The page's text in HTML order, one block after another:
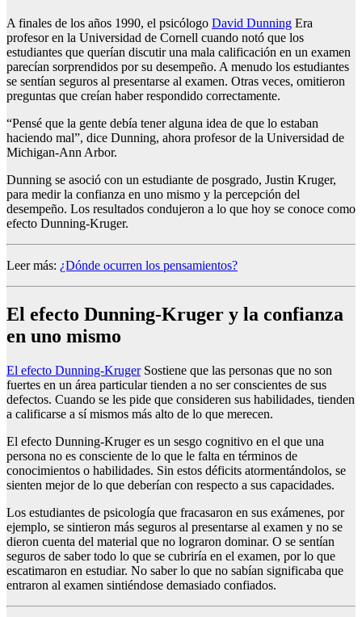
A finales de los años 1990, el psicólogo David Dunning Era
profesor en la Universidad de Cornell cuando notó que los
estudiantes que querían discutir una mala calificación en un examen
parecían sorprendidos por su desempeño. A menudo los estudiantes
se sentían seguros al presentarse al examen. Otras veces, omitieron
preguntas que creían haber respondido correctamente.
“Pensé que la gente debía tener alguna idea de que lo estaban
haciendo mal”, dice Dunning, ahora profesor de la Universidad de
Michigan-Ann Arbor.
Dunning se asoció con un estudiante de posgrado, Justin Kruger,
para medir la confianza en uno mismo y la percepción del
desempeño. Los resultados condujeron a lo que hoy se conoce como
efecto Dunning-Kruger.
Leer más: ¿Dónde ocurren los pensamientos?
El efecto Dunning-Kruger y la confianza
en uno mismo
El efecto Dunning-KrugerSostiene que las personas que no son
fuertes en un área particular tienden a no ser conscientes de sus
defectos. Cuando se les pide que consideren sus habilidades, tienden
a calificarse a sí mismos más alto de lo que merecen.
El efecto Dunning-Kruger es un sesgo cognitivo en el que una
persona no es consciente de lo que le falta en términos de
conocimientos o habilidades. Sin estos déficits atormentándolos, se
sienten mejor de lo que deberían con respecto a sus capacidades.
Los estudiantes de psicología que fracasaron en sus exámenes, por
ejemplo, se sintieron más seguros al presentarse al examen y no se
dieron cuenta del material que no lograron dominar. O se sentían
seguros de saber todo lo que se cubriría en el examen, por lo que
escatimaron en estudiar. No saber lo que no sabían significaba que
entraron al examen sintiéndose demasiado confiados.